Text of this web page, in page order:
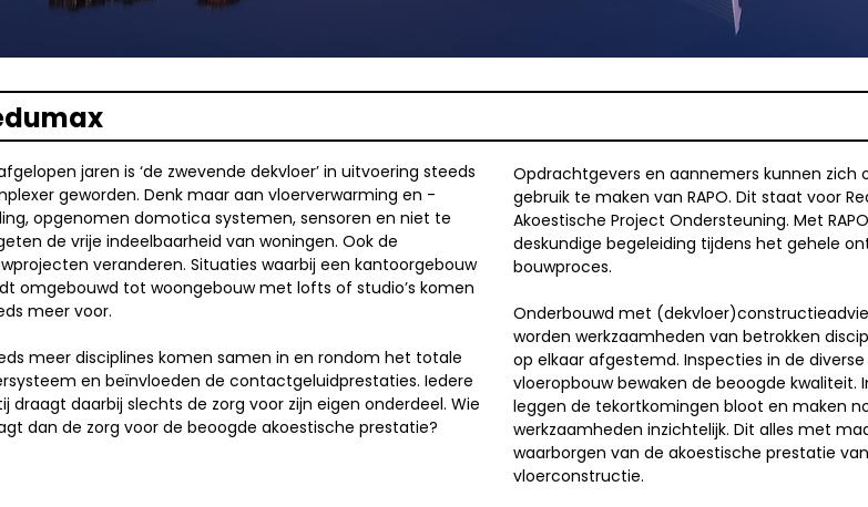
jaren is ‘de zwevende dekvloer’ in uitvoering steeds
geworden. Denk maar aan vloerverwarming en -
opgenomen domotica systemen, sensoren en niet te
de vrije indeelbaarheid van woningen. Ook de
veranderen. Situaties waarbij een kantoorgebouw
omgebouwd tot woongebouw met lofts of studio’s komen
meer voor.
meer disciplines komen samen in en rondom het totale
en beïnvloeden de contactgeluidprestaties. Iedere
draagt daarbij slechts de zorg voor zijn eigen onderdeel. Wie
dan de zorg voor de beoogde akoestische prestatie?
Opdrachtgevers en aannemers kunnen zich
gebruik te maken van RAPO. Dit staat voor
Akoestische Project Ondersteuning. Met
deskundige begeleiding tijdens het gehele
bouwproces.
Onderbouwd met
worden werkzaamheden van betrokken
op elkaar afgestemd. Inspecties in de
vloeropbouw bewaken de beoogde kwaliteit.
leggen de tekortkomingen bloot en maken
werkzaamheden inzichtelijk. Dit alles met
waarborgen van de akoestische prestatie
vloerconstructie.